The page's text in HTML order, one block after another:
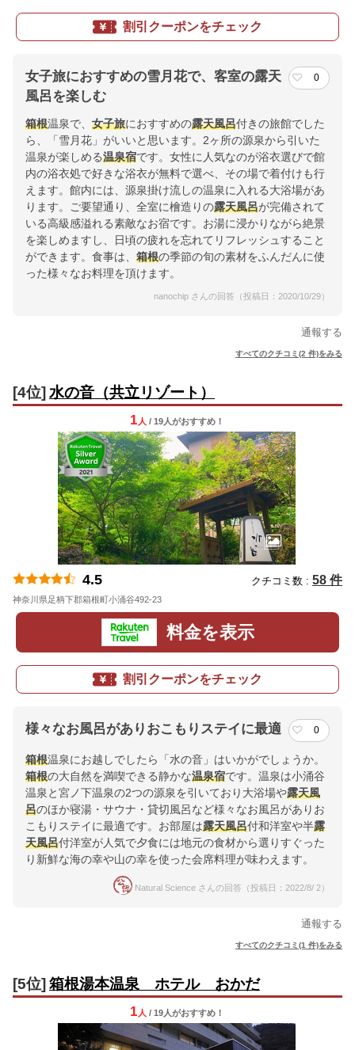
割引クーポンをチェック
女子旅におすすめの雪月花で、客室の露天
風呂を楽しむ
0
箱根温泉で、 女子旅におすすめの露天風呂付きの旅館でした
ら、「雪月花」がいいと思います。2ヶ所の源泉から引いた
温泉が楽しめる温泉宿です。女性に人気なのが浴衣選びで館
内の浴衣処で好きな浴衣が無料で選べ、その場で着付けも行
えます。館内には、源泉掛け流しの温泉に入れる大浴場があ
ります。ご要望通り、全室に檜造りの露天風呂が完備されて
いる高級感溢れる素敵なお宿です。お湯に浸かりながら絶景
を楽しめますし、日頃の疲れを忘れてリフレッシュすること
ができます。食事は、 箱根の季節の旬の素材をふんだんに使
った様々なお料理を頂けます。
nanochip さんの回答（投稿日：2020/10/29）
通報する
すべてのクチコミ(2 件)をみる
[4位] 水の音（共立リゾート）
1 人 / 19人がおすすめ！
4.5 クチコミ数 : 58 件
神奈川県足柄下郡箱根町小涌谷492-23
料金を表示
割引クーポンをチェック
様々なお風呂がありおこもりステイに最適 0
箱根温泉にお越しでしたら「水の音」はいかがでしょうか。
箱根の大自然を満喫できる静かな温泉宿です。温泉は小涌谷
温泉と宮ノ下温泉の2つの源泉を引いており大浴場や露天風
呂のほか寝湯・サウナ・貸切風呂など様々なお風呂がありお
こもりステイに最適です。お部屋は露天風呂付和洋室や半露
天風呂付洋室が人気で夕食には地元の食材から選りすぐった
り新鮮な海の幸や山の幸を使った会席料理が味わえます。
Natural Science さんの回答（投稿日：2022/8/ 2）
通報する
すべてのクチコミ(1 件)をみる
[5位] 箱根湯本温泉 ホテル おかだ
1 人 / 19人がおすすめ！